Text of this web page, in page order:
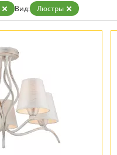
Золото
Прозрачные
Хром
Вид: Люстры